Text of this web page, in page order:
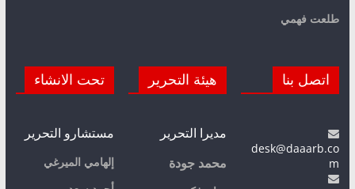
طلعت فهمي
اتصل بنا
desk@daaarb.co
m
هيئة التحرير
مديرا التحرير
محمد جودة
تحت الانشاء
مستشارو التحرير
إلهامي الميرغي